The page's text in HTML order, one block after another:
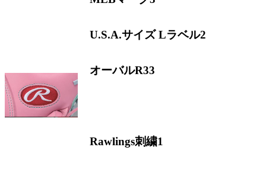
U.S.A.サイズ Lラベル2
オーバルR33
Rawlings刺繍1